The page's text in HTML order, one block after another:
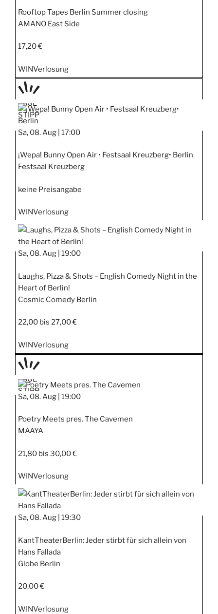
Rooftop Tapes Berlin Summer closing
AMANO East Side
17,20 €
WINVerlosung
TAGE
STIPP
Sa, 08. Aug | 17:00
¡Wepa! Bunny Open Air • Festsaal Kreuzberg• Berlin
Festsaal Kreuzberg
keine Preisangabe
WINVerlosung
Sa, 08. Aug | 19:00
Laughs, Pizza & Shots – English Comedy Night in the
Heart of Berlin!
Cosmic Comedy Berlin
22,00 bis 27,00 €
WINVerlosung
TAGE
STIPP
Sa, 08. Aug | 19:00
Poetry Meets pres. The Cavemen
MAAYA
21,80 bis 30,00 €
WINVerlosung
Sa, 08. Aug | 19:30
KantTheaterBerlin: Jeder stirbt für sich allein von
Hans Fallada
Globe Berlin
20,00 €
WINVerlosung